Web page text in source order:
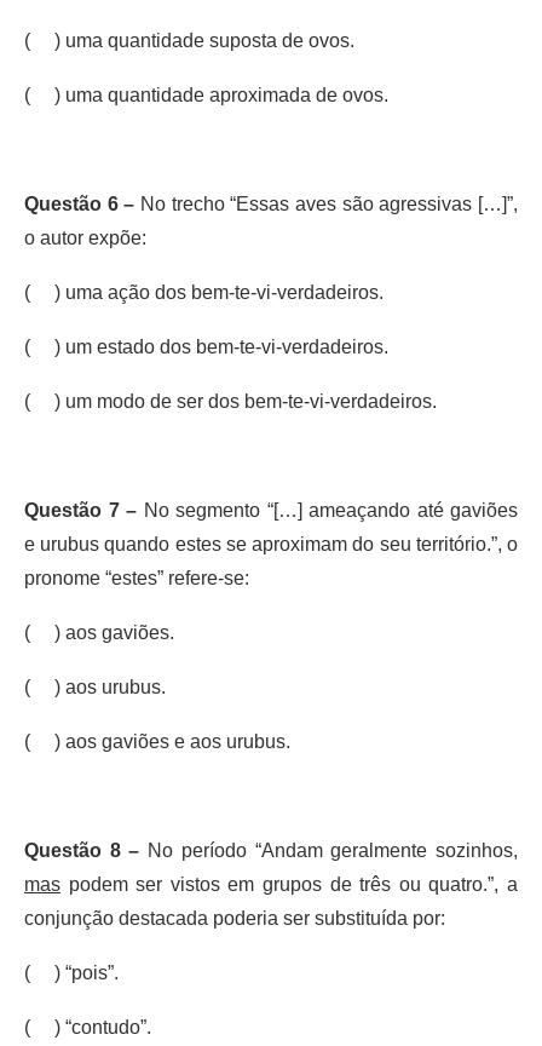
( ) uma quantidade suposta de ovos.
( ) uma quantidade aproximada de ovos.
Questão 6 – No trecho “Essas aves são agressivas […]”,
o autor expõe:
( ) uma ação dos bem-te-vi-verdadeiros.
( ) um estado dos bem-te-vi-verdadeiros.
( ) um modo de ser dos bem-te-vi-verdadeiros.
Questão 7 – No segmento “[…] ameaçando até gaviões
e urubus quando estes se aproximam do seu território.”, o
pronome “estes” refere-se:
( ) aos gaviões.
( ) aos urubus.
( ) aos gaviões e aos urubus.
Questão 8 – No período “Andam geralmente sozinhos,
mas podem ser vistos em grupos de três ou quatro.”, a
conjunção destacada poderia ser substituída por:
( ) “pois”.
( ) “contudo”.